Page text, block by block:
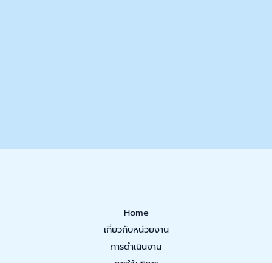
Home
เกี่ยวกับหน่วยงาน
การดำเนินงาน